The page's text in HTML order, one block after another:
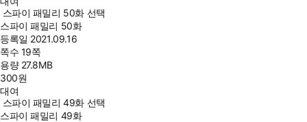
스파이 패밀리 50화 선택
스파이 패밀리 50화
등록일 2021.09.16
쪽수 19쪽
용량 27.8MB
300원
대여
스파이 패밀리 49화 선택
스파이 패밀리 49화